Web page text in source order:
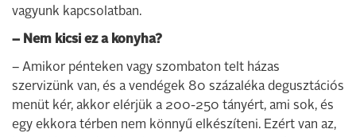
vagyunk kapcsolatban.
– Nem kicsi ez a konyha?
– Amikor pénteken vagy szombaton telt házas
szervizünk van, és a vendégek 80 százaléka degusztációs
menüt kér, akkor elérjük a 200-250 tányért, ami sok, és
egy ekkora térben nem könnyű elkészíteni. Ezért van az,